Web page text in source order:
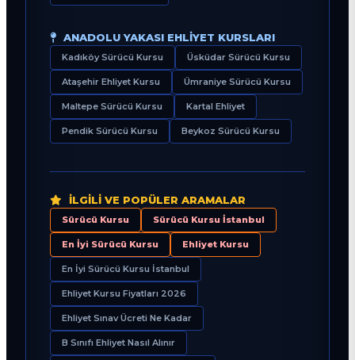
ANADOLU YAKASI EHLIYET KURSLARI
Kadıköy Sürücü Kursu Üsküdar Sürücü Kursu
Ataşehir Ehliyet Kursu Ümraniye Sürücü Kursu
Maltepe Sürücü Kursu Kartal Ehliyet
Pendik Sürücü Kursu Beykoz Sürücü Kursu
İLGILI VE POPÜLER ARAMALAR
Sürücü Kursu Sürücü Kursu İstanbul
En İyi Sürücü Kursu Ehliyet Kursu
En İyi Sürücü Kursu İstanbul
Ehliyet Kursu Fiyatları 2026
Ehliyet Sınav Ücreti Ne Kadar
B Sınıfı Ehliyet Nasıl Alınır